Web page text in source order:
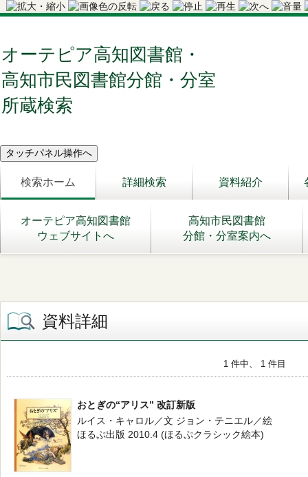
オーテピア高知図書館・
高知市民図書館分館・分室
所蔵検索
検索ホーム 詳細検索 資料紹介
オーテピア高知図書館
ウェブサイトへ
高知市民図書館
分館・分室案内へ
資料詳細
1 件中、 1 件目
おとぎの“アリス” 改訂新版
ルイス・キャロル／文 ジョン・テニエル／絵
ほるぷ出版 2010.4 (ほるぷクラシック絵本)